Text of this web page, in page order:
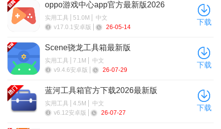
这个时候我们就可以获取相应的答案了。
DeepSeek高级使用技巧攻略
oppo游戏中心app官方最新版2026
实用工具 51.0M
中文
v17.0.1安卓版
26-05-14
下载
Scene骁龙工具箱最新版
实用工具 7.1M
中文
v9.4.6安卓版
26-07-29
下载
蓝河工具箱官方下载2026最新版
实用工具 4.5M
中文
v6.12安卓版
26-07-27
下载